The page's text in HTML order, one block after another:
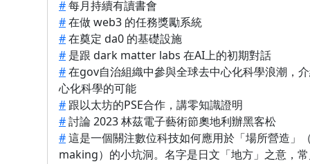
#每月持續有讀書會
#在做 web3 的任務獎勵系統
#在奠定 da0 的基礎設施
# 是跟 dark matter labs 在AI上的初期對話
#在gov自治組織中參與全球去中心化科學浪潮，
心化科學的可能
# 跟以太坊的PSE合作，講零知識證明
#討論 2023 林茲電子藝術節奧地利辦黑客松
#這是一個關注數位科技如何應用於「場所營造」
making）的小坑洞。名字是日文「地方」之意，